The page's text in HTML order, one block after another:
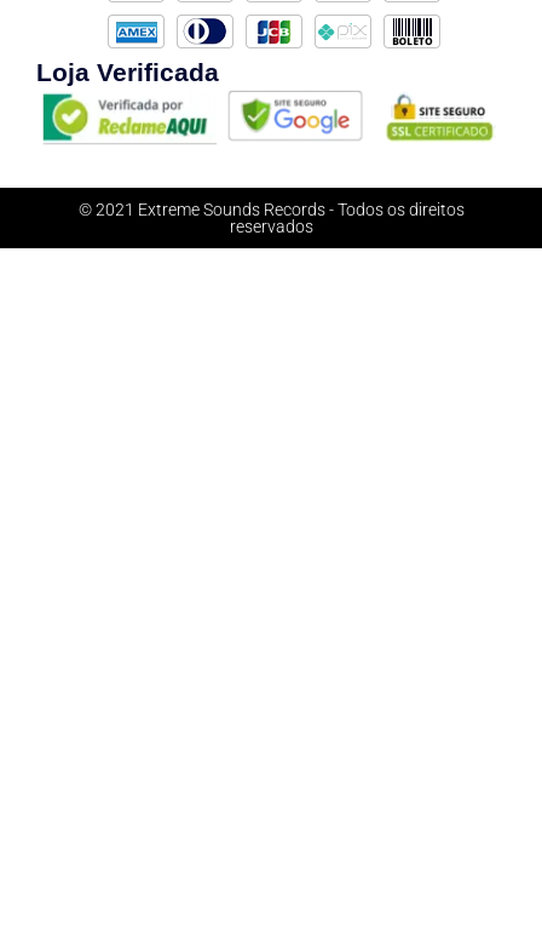
Loja Verificada
© 2021 Extreme Sounds Records - Todos os direitos
reservados